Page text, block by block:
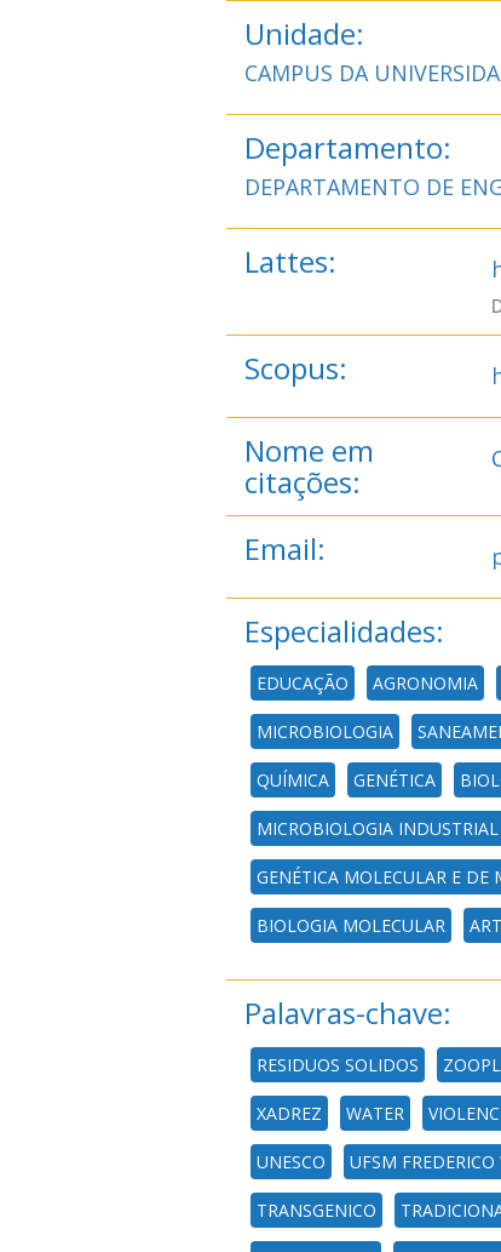
Unidade:
CAMPUS DA
Departamento:
DEPARTAMENTO DE
Lattes:
Scopus:
Nome em
citações:
Email:
Especialidades:
EDUCAÇÃO AGRONOMIA
MICROBIOLOGIA
QUÍMICA GENÉTICA
MICROBIOLOGIA
GENÉTICA MOLECULAR E DE
BIOLOGIA MOLECULAR
Palavras-chave:
RESIDUOS SOLIDOS
XADREZ WATER
UNESCO UFSM
TRANSGENICO